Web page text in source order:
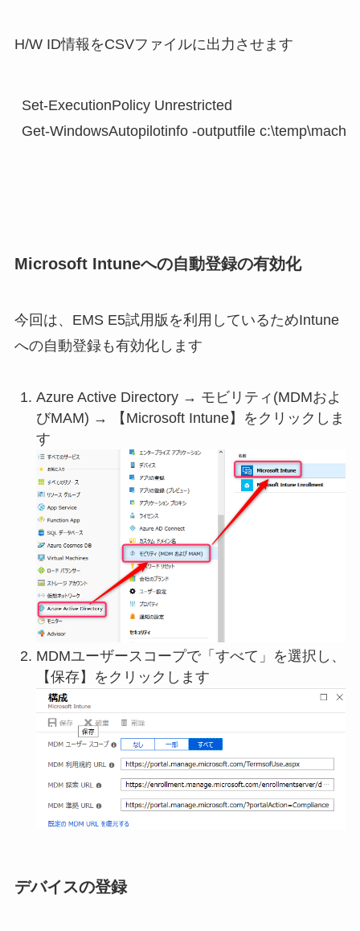
H/W ID情報をCSVファイルに出力させます
Set-ExecutionPolicy Unrestricted
Get-WindowsAutopilotinfo -outputfile
Microsoft Intuneへの自動登録の有効化
今回は、EMS E5試用版を利用しているためIntune
への自動登録も有効化します
Azure Active Directory → モビリティ(MDMおよ
びMAM) → 【Microsoft Intune】をクリックしま
す
MDMユーザースコープで「すべて」を選択し、
【保存】をクリックします
デバイスの登録